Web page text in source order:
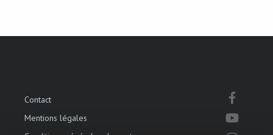
Contact
Mentions légales